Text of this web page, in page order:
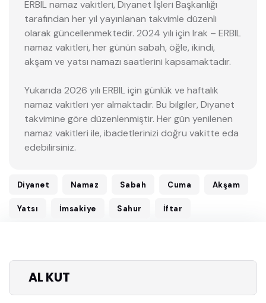
ERBIL namaz vakitleri, Diyanet İşleri Başkanlığı
tarafından her yıl yayınlanan takvimle düzenli
olarak güncellenmektedir. 2024 yılı için Irak – ERBIL
namaz vakitleri, her günün sabah, öğle, ikindi,
akşam ve yatsı namazı saatlerini kapsamaktadır.
Yukarıda 2026 yılı ERBIL için günlük ve haftalık
namaz vakitleri yer almaktadır. Bu bilgiler, Diyanet
takvimine göre düzenlenmiştir. Her gün yenilenen
namaz vakitleri ile, ibadetlerinizi doğru vakitte eda
edebilirsiniz.
Diyanet Namaz Sabah Cuma Akşam
Yatsı İmsakiye Sahur İftar
AL KUT